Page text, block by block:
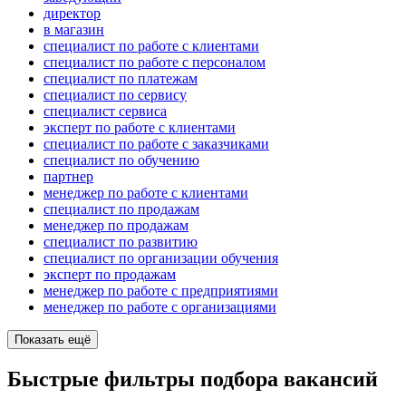
директор
в магазин
специалист по работе с клиентами
специалист по работе с персоналом
специалист по платежам
специалист по сервису
специалист сервиса
эксперт по работе с клиентами
специалист по работе с заказчиками
специалист по обучению
партнер
менеджер по работе с клиентами
специалист по продажам
менеджер по продажам
специалист по развитию
специалист по организации обучения
эксперт по продажам
менеджер по работе с предприятиями
менеджер по работе с организациями
Показать ещё
Быстрые фильтры подбора вакансий